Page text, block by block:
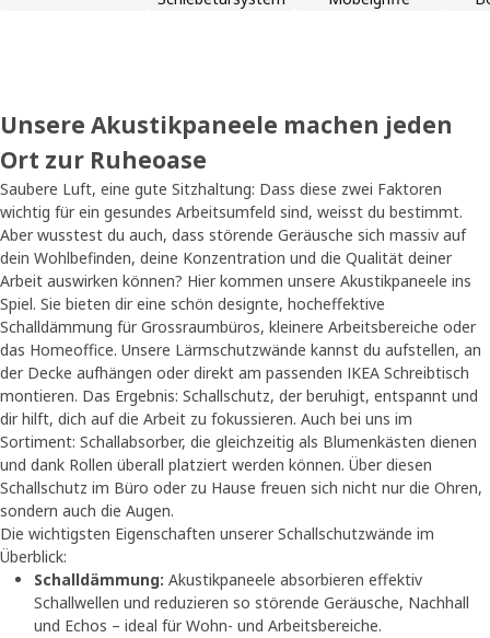
Unsere Akustikpaneele machen jeden
Ort zur Ruheoase
Saubere Luft, eine gute Sitzhaltung: Dass diese zwei Faktoren
wichtig für ein gesundes Arbeitsumfeld sind, weisst du bestimmt.
Aber wusstest du auch, dass störende Geräusche sich massiv auf
dein Wohlbefinden, deine Konzentration und die Qualität deiner
Arbeit auswirken können? Hier kommen unsere Akustikpaneele ins
Spiel. Sie bieten dir eine schön designte, hocheffektive
Schalldämmung für Grossraumbüros, kleinere Arbeitsbereiche oder
das Homeoffice. Unsere Lärmschutzwände kannst du aufstellen, an
der Decke aufhängen oder direkt am passenden IKEA Schreibtisch
montieren. Das Ergebnis: Schallschutz, der beruhigt, entspannt und
dir hilft, dich auf die Arbeit zu fokussieren. Auch bei uns im
Sortiment: Schallabsorber, die gleichzeitig als Blumenkästen dienen
und dank Rollen überall platziert werden können. Über diesen
Schallschutz im Büro oder zu Hause freuen sich nicht nur die Ohren,
sondern auch die Augen.
Die wichtigsten Eigenschaften unserer Schallschutzwände im
Überblick:
Schalldämmung: Akustikpaneele absorbieren effektiv
Schallwellen und reduzieren so störende Geräusche, Nachhall
und Echos – ideal für Wohn- und Arbeitsbereiche.